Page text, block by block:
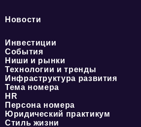
Новости
Инвестиции
События
Ниши и рынки
Технологии и тренды
Инфраструктура развития
Тема номера
HR
Персона номера
Юридический практикум
Стиль жизни